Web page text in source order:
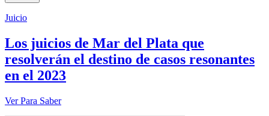
Juicio
Los juicios de Mar del Plata que
resolverán el destino de casos resonantes
en el 2023
Ver Para Saber